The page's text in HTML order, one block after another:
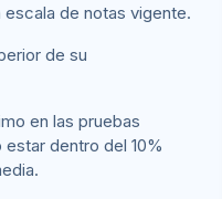
escala de notas vigente.
de su
en las pruebas
dentro del 10%